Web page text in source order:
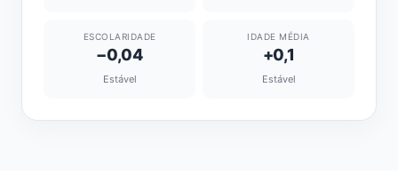
ESCOLARIDADE
−0,04
Estável
IDADE MÉDIA
+0,1
Estável